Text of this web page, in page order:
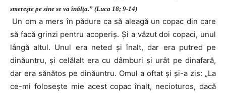
smereşte pe sine se va înălţa.” (Luca 18; 9-14)
Un om a mers în pădure ca să aleagă un copac din care
să facă grinzi pentru acoperiş. Şi a văzut doi copaci, unul
lângă altul. Unul era neted şi înalt, dar era putred pe
dinăuntru, şi celălalt era cu dâmburi şi urât pe dinafară,
dar era sănătos pe dinăuntru. Omul a oftat şi şi-a zis: „La
ce-mi foloseşte mie acest copac înalt, necioturos, dacă